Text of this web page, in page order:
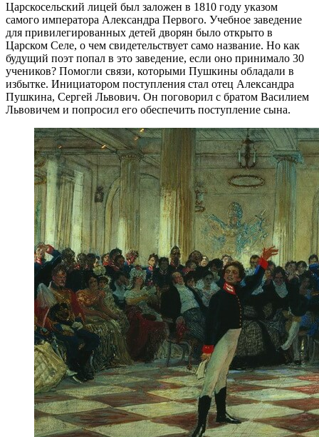
Царскосельский лицей был заложен в 1810 году указом
самого императора Александра Первого. Учебное заведение
для привилегированных детей дворян было открыто в
Царском Селе, о чем свидетельствует само название. Но как
будущий поэт попал в это заведение, если оно принимало 30
учеников? Помогли связи, которыми Пушкины обладали в
избытке. Инициатором поступления стал отец Александра
Пушкина, Сергей Львович. Он поговорил с братом Василием
Львовичем и попросил его обеспечить поступление сына.